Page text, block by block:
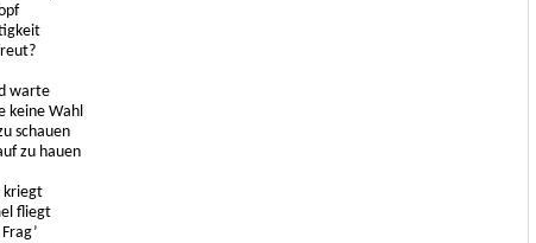
warte
keine Wahl
schauen
zu hauen
kriegt
fliegt